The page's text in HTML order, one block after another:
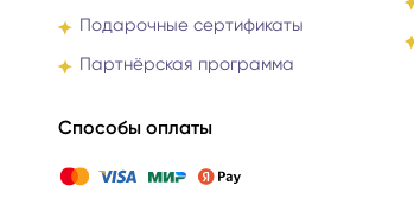
Подарочные сертификаты
Партнёрская программа
Способы оплаты